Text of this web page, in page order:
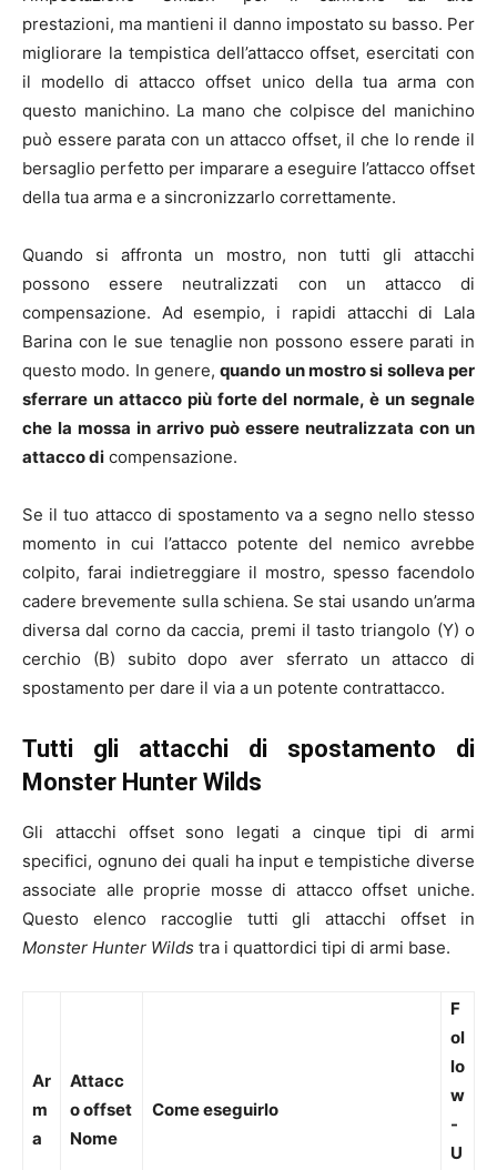
prestazioni, ma mantieni il danno impostato su basso. Per
migliorare la tempistica dell’attacco offset, esercitati con
il modello di attacco offset unico della tua arma con
questo manichino. La mano che colpisce del manichino
può essere parata con un attacco offset, il che lo rende il
bersaglio perfetto per imparare a eseguire l’attacco offset
della tua arma e a sincronizzarlo correttamente.
Quando si affronta un mostro, non tutti gli attacchi
possono essere neutralizzati con un attacco di
compensazione. Ad esempio, i rapidi attacchi di Lala
Barina con le sue tenaglie non possono essere parati in
questo modo. In genere,quando un mostro si solleva per
sferrare un attacco più forte del normale, è un segnale
che la mossa in arrivo può essere neutralizzata con un
attacco di compensazione.
Se il tuo attacco di spostamento va a segno nello stesso
momento in cui l’attacco potente del nemico avrebbe
colpito, farai indietreggiare il mostro, spesso facendolo
cadere brevemente sulla schiena. Se stai usando un’arma
diversa dal corno da caccia, premi il tasto triangolo (Y) o
cerchio (B) subito dopo aver sferrato un attacco di
spostamento per dare il via a un potente contrattacco.
Tutti gli attacchi di spostamento di
Monster Hunter Wilds
Gli attacchi offset sono legati a cinque tipi di armi
specifici, ognuno dei quali ha input e tempistiche diverse
associate alle proprie mosse di attacco offset uniche.
Questo elenco raccoglie tutti gli attacchi offset in
Monster Hunter Wilds tra i quattordici tipi di armi base.
Ar
m
a
Attacc
o offset
Nome
Come eseguirlo
F
ol
lo
w
-
U